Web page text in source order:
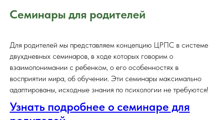
Семинары для родителей
Для родителей мы представляем концепцию ЦРПС в системе
двухдневных семинаров, в ходе которых говорим о
взаимопонимании с ребенком, о его особенностях в
восприятии мира, об обучении. Эти семинары максимально
адаптированы, исходные знания по психологии не требуются!
Узнать подробнее о семинаре для